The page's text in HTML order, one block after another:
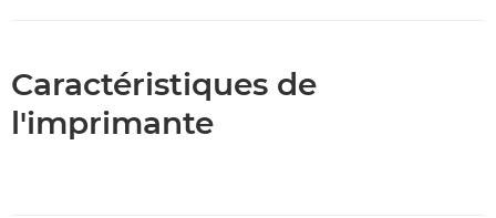
Caractéristiques de
l'imprimante